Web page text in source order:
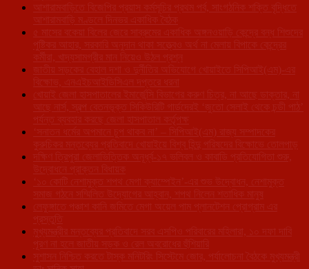
আশারামবাড়িতে বিজেপির প্রয়াস কর্মসূচির প্রথম পর্ব, সাংগঠনিক শক্তি বৃদ্ধিতে
আশারামবাড়ি মণ্ডলে দিনভর একাধিক বৈঠক
৫ মাসের বকেয়া বিলের জেরে সাব্রুমের একাধিক অঙ্গনওয়াড়ি কেন্দ্রে বন্ধ শিশুদের
পুষ্টিকর আহার, সরকারি অনুদান থাকা সত্ত্বেও অর্থ না মেলায় বিপাকে কেন্দ্রের
কর্মীরা, খাদ্যসামগ্রীর মান নিয়েও উঠল প্রশ্ন
জাতীয় সড়কের বেহাল দশা ও দুর্নীতির অভিযোগে খোয়াইতে সিপিআই(এম)-এর
বিক্ষোভ, এনএইচআইডিসিএল দপ্তরে ধরনা
খোয়াই জেলা হাসপাতালের ইমার্জেন্সি বিভাগের করুণ চিত্র, না আছে ডাক্তার, না
আছে নার্স, স্বল্প বেতনভূক্ত সিকিউরিটি গার্ডদেরই ‘জুতো সেলাই থেকে চন্ডী পাঠ’
পর্যন্ত ব্যবহার করছে জেলা হাসপাতাল কর্তৃপক্ষ
‘সনাতন ধর্মের অপমানে চুপ থাকব না’ – সিপিআই(এম) রাজ্য সম্পাদকের
কুরুচিকর মন্তব্যের প্রতিবাদে খোয়াইয়ে বিশ্ব হিন্দু পরিষদের বিক্ষোভে তোলপাড়
দক্ষিণ ত্রিপুরা জেলাভিত্তিক অনূর্ধ্ব-১৭ ভলিবল ও কাবাডি প্রতিযোগিতা শুরু,
উদ্বোধনে প্রাক্তন বিধায়ক
‘১০ কোটি নেশামুক্ত শপথ মেগা ক্যাম্পেইন’-এর শুভ উদ্বোধন, নেশামুক্ত
সমাজ গঠনে সম্মিলিত উদ্যোগের আহ্বান, শপথ নিলেন শতাধিক মানুষ
লেফুঙ্গাতে পঞ্চাশ কানি জমিতে মেগা অয়েল পাম প্লানটেশন প্রোগ্রাম এর
প্রস্তুতি
মুখ্যমন্ত্রীর মন্তব্যের প্রতিবাদে সরব এসপিও পরিবারের মহিলারা, ১০ দফা দাবি
পূরণ না হলে জাতীয় সড়ক ও রেল অবরোধের হুঁশিয়ারি
সুশাসন নিশ্চিত করতে টাস্ক মনিটরিং সিস্টেমে জোর, পর্যালোচনা বৈঠকে মুখ্যমন্ত্রী